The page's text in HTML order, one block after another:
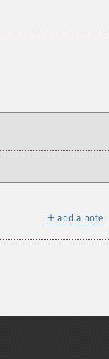
＋ add a note